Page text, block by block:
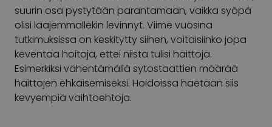
suurin osa pystytään parantamaan, vaikka syöpä
olisi laajemmallekin levinnyt. Viime vuosina
tutkimuksissa on keskitytty siihen, voitaisiinko jopa
keventää hoitoja, ettei niistä tulisi haittoja.
Esimerkiksi vähentämällä sytostaattien määrää
haittojen ehkäisemiseksi. Hoidoissa haetaan siis
kevyempiä vaihtoehtoja.